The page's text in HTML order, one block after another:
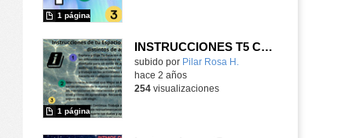
1 página
INSTRUCCIONES T5 CANVA
Contenido educativo.
subido por Pilar Rosa H.
1 página
hace 2 años
254visualizaciones